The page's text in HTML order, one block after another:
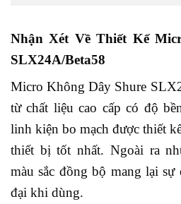
Nhận Xét Về Thiết Kế
SLX24A/Beta58
Micro Không Dây Shure
từ chất liệu cao cấp có độ
linh kiện bo mạch được thiết
thiết bị tốt nhất. Ngoài ra
màu sắc đồng bộ mang lại
đại khi dùng.